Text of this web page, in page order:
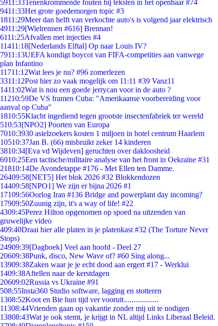
5911:33Tenenkrommende fouten bij teksten in het openbaar #74
9411:33Het grote goedemorgen topic #3
1811:29Meer dan helft van verkochte auto's is volgend jaar elektrisch
4911:29[Wielrennen #616] Brennan!
6111:25Afvallen met injecties #4
11411:18[Nederlands Elftal] Op naar Louis IV?
7911:13UEFA kondigt boycot van FIFA-competities aan vanwege
plan Infantino
11711:12Wat lees je nu? #96 zomerlezen
3311:12Post hier zo vaak mogelijk om 11:11 #39 Vanz11
1411:02Wat is nou een goede jerrycan voor in de auto ?
11210:59De VS framen Cuba: "Amerikaanse voorbereiding voor
aanval op Cuba"
1810:55Klacht ingediend tegen grootste insectenfabriek ter wereld
510:53[NPO2] Poorten van Europa
7010:3930 asielzoekers kosten 1 miljoen in hotel centrum Haarlem
10510:37Jan B. (66) misbruikt zeker 14 kinderen
3810:34[Eva vd Wijdeven] geruchten over dakloosheid
6910:25Een tactische/militaire analyse van het front in Oekraïne #31
21810:14De Avondetappe #176 - Met Ellen ten Damme.
26409:58[NET5] Het blok 2026 #32 Blokkendozen
14409:58[NPO1] We zijn er bijna 2026 #1
17109:56Oorlog Iran #136 Bridge and powerplant day incoming?
17909:50Zuunig zijn, it's a way of life! #22
4309:45Perez Hilton opgenomen op spoed na uitzenden van
gruwelijke video
409:40Draai hier alle platen in je platenkast #32 (The Torture Never
Stops)
24909:39[Dagboek] Veel aan hoofd - Deel 27
20609:38Punk, disco, New Wave of? #60 Sing along...
13909:38Zaken waar je je echt dood aan ergert #17 - Werklui
1409:38Aftellen naar de kerstdagen
20609:02Russia vs Ukraine #91
508:55Insta360 Studio software, lagging en stotteren
1308:52Koot en Bie hun tijd ver vooruit..................
11308:44Vrienden gaan op vakantie zonder mij uit te nodigen
13808:43Wat je ook stemt, je krijgt in NL altijd Links Liberaal Beleid.